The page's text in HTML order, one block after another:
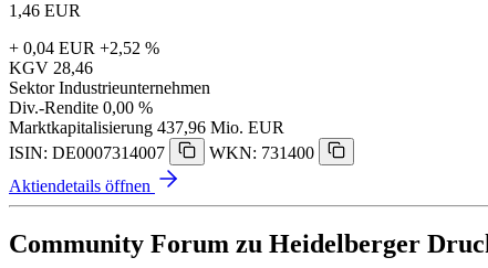
1,46 EUR
+ 0,04 EUR +2,52 %
KGV 28,46
Sektor Industrieunternehmen
Div.-Rendite 0,00 %
Marktkapitalisierung 437,96 Mio. EUR
ISIN: DE0007314007
WKN: 731400
Aktiendetails öffnen
Community Forum zu Heidelberger